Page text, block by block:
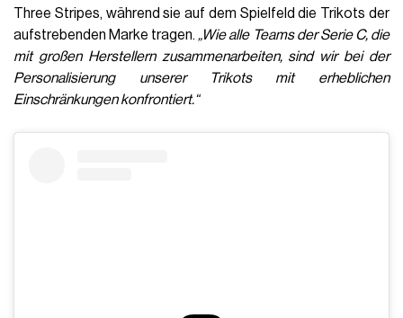
Three Stripes, während sie auf dem Spielfeld die Trikots der
aufstrebenden Marke tragen. „Wie alle Teams der Serie C, die
mit großen Herstellern zusammenarbeiten, sind wir bei der
Personalisierung unserer Trikots mit erheblichen
Einschränkungen konfrontiert.“